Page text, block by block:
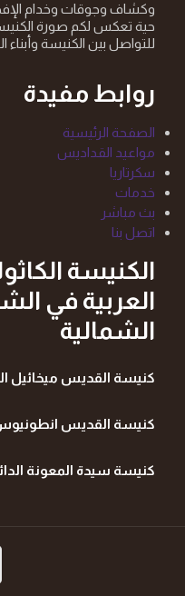
وكشاف وجوقات وخدام
حية تعكس لكم صورة
للتواصل بين الكنيسة وأبناء
روابط مفيدة
الصفحة الرئيسية
مواعيد القداديس
سكرتاريا
خدمات
بث مباشر
اتصل بنا
الكنيسة
العربية في
الشمالية
كنيسة القديس ميخائيل
كنيسة القديس انطونيوس
كنيسة سيدة المعونة